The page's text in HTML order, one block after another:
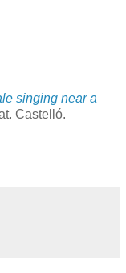
singing near a
Castelló.